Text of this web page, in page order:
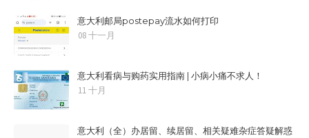
意大利邮局postepay流水如何打印
08 十一月
意大利看病与购药实用指南 | 小病小痛不求人！
11 十月
意大利（全）办居留、续居留、相关疑难杂症答疑解惑